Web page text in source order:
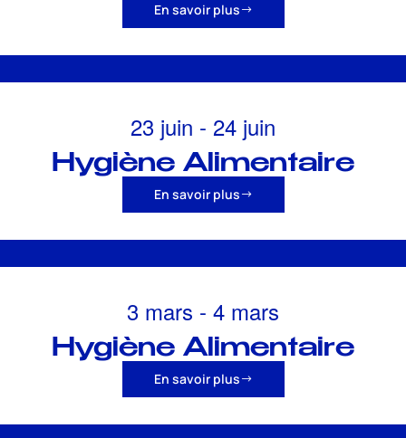
En savoir plus
23 juin - 24 juin
Hygiène Alimentaire
En savoir plus
3 mars - 4 mars
Hygiène Alimentaire
En savoir plus